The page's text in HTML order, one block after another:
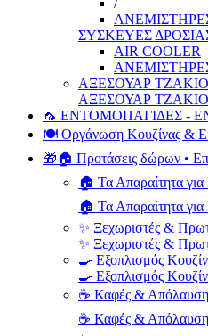
/
ΣΥΣΚΕΥΕΣ
AIR COOLER
ΑΞΕΣΟΥΑΡ
ΑΞΕΣΟΥΑΡ
🦟 ΕΝΤΟΜΟΠΑΓΙΔΕΣ -
🍽️ Οργάνωση Κουζίνας &
🎁🏠 Προτάσεις δώρων •
🏠 Τα Απαραίτητα για
🏠 Τα Απαραίτητα για
✨ Ξεχωριστές &
✨ Ξεχωριστές &
🍳 Εξοπλισμός
🍳 Εξοπλισμός
☕ Καφές & Απόλαυση
☕ Καφές & Απόλαυση